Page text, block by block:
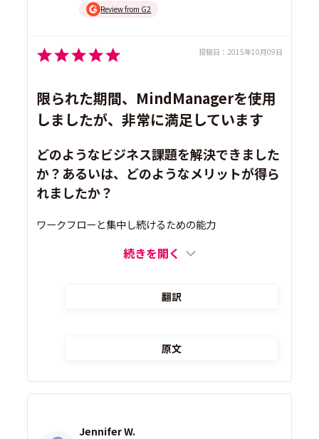
Review from G2
投稿日： 2015年10月09日
限られた期間、MindManagerを使用
しましたが、非常に満足しています
どのようなビジネス課題を解決できました
か？あるいは、どのようなメリットが得ら
れましたか？
ワークフローと集中し続けるための能力
続きを開く
翻訳
原文
Jennifer W.